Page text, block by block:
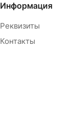
Информация
Реквизиты
Контакты